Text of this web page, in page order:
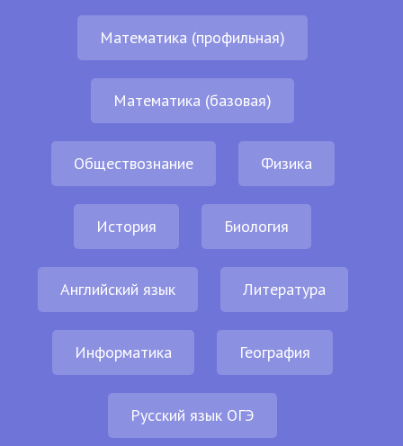
Математика (профильная)
Математика (базовая)
Обществознание Физика
История Биология
Английский язык Литература
Информатика География
Русский язык ОГЭ